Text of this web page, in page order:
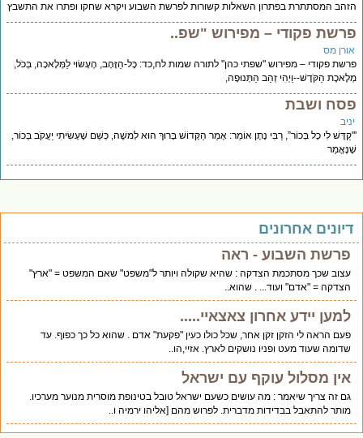
הזהב המסתתרת בפתרון השאלות קשורות לפרשת השבוע ויקרא שחקו ופתרו את התשבץ
פרשת פקודי – מפירוש "שפ..
אורן מס
פרשת פקודי – מפירוש "שפתי כהן" לתורה שמות לח,כד: כָּל-הַזָּהָב, הֶעָשׂוּי לַמְּלָאכָה, בְּכֹל,
מְלֶאכֶת הַקֹּדֶשׁ--וַיְהִי זְהַב הַתְּנוּפָה,
פסח ושבת
יניב
'"קַדֶּשׁ לִי כָל בְּכוֹר”, רַבִּי נָתָן אוֹמֵר: אָמַר הַקָּדוֹשׁ בָּרוּךְ הוּא לְמשֶׁה, כְּשֵׁם שֶׁעָשִׂיתִי יַעֲקֹב בְּכוֹר,
שֶׁנֶּאֱמַר
דיונים אחרונים
פרשת השבוע - ראה
עצוב שכך מסתכמת הצדקה : שהיא שקולה ויותר ל"משפט" שאם המשפט = "ארץ"
הצדקה = "אדם" ועוד... . שהוא..
למען יידע אחרון צאצאיי.....
פעם הראה לי הזקן זקן אחר, שכל כולו כעין "פקעת" אדם . שהוא כל כך כפוף. עד
שדומה שעוד מעט ופניו נושקים לארץ. אזיי,הו..
אין מסלול עוקף עם ישראל
גם זה צריך שיאמר : מה עושים כשעם ישראל טובל בטינופת מוסרית מנוער מערכיו.
מותר להתאבל בבדידות מדברית. לפרוש מהם [אליהו ירמיה ו..